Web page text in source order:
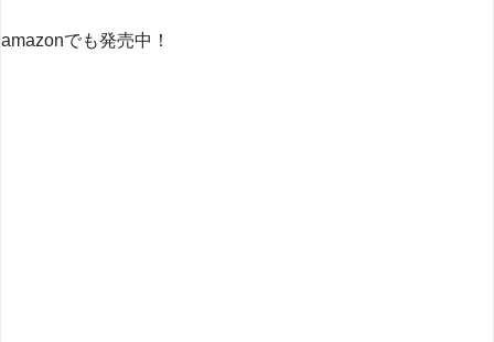
amazonでも発売中！